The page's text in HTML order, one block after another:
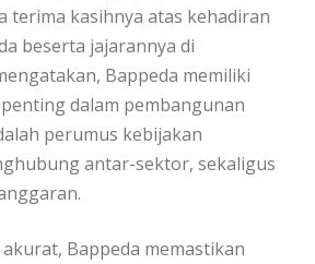
terima kasihnya atas kehadiran
beserta jajarannya di
Bappeda memiliki
dalam pembangunan
perumus kebijakan
antar-sektor, sekaligus
Bappeda memastikan